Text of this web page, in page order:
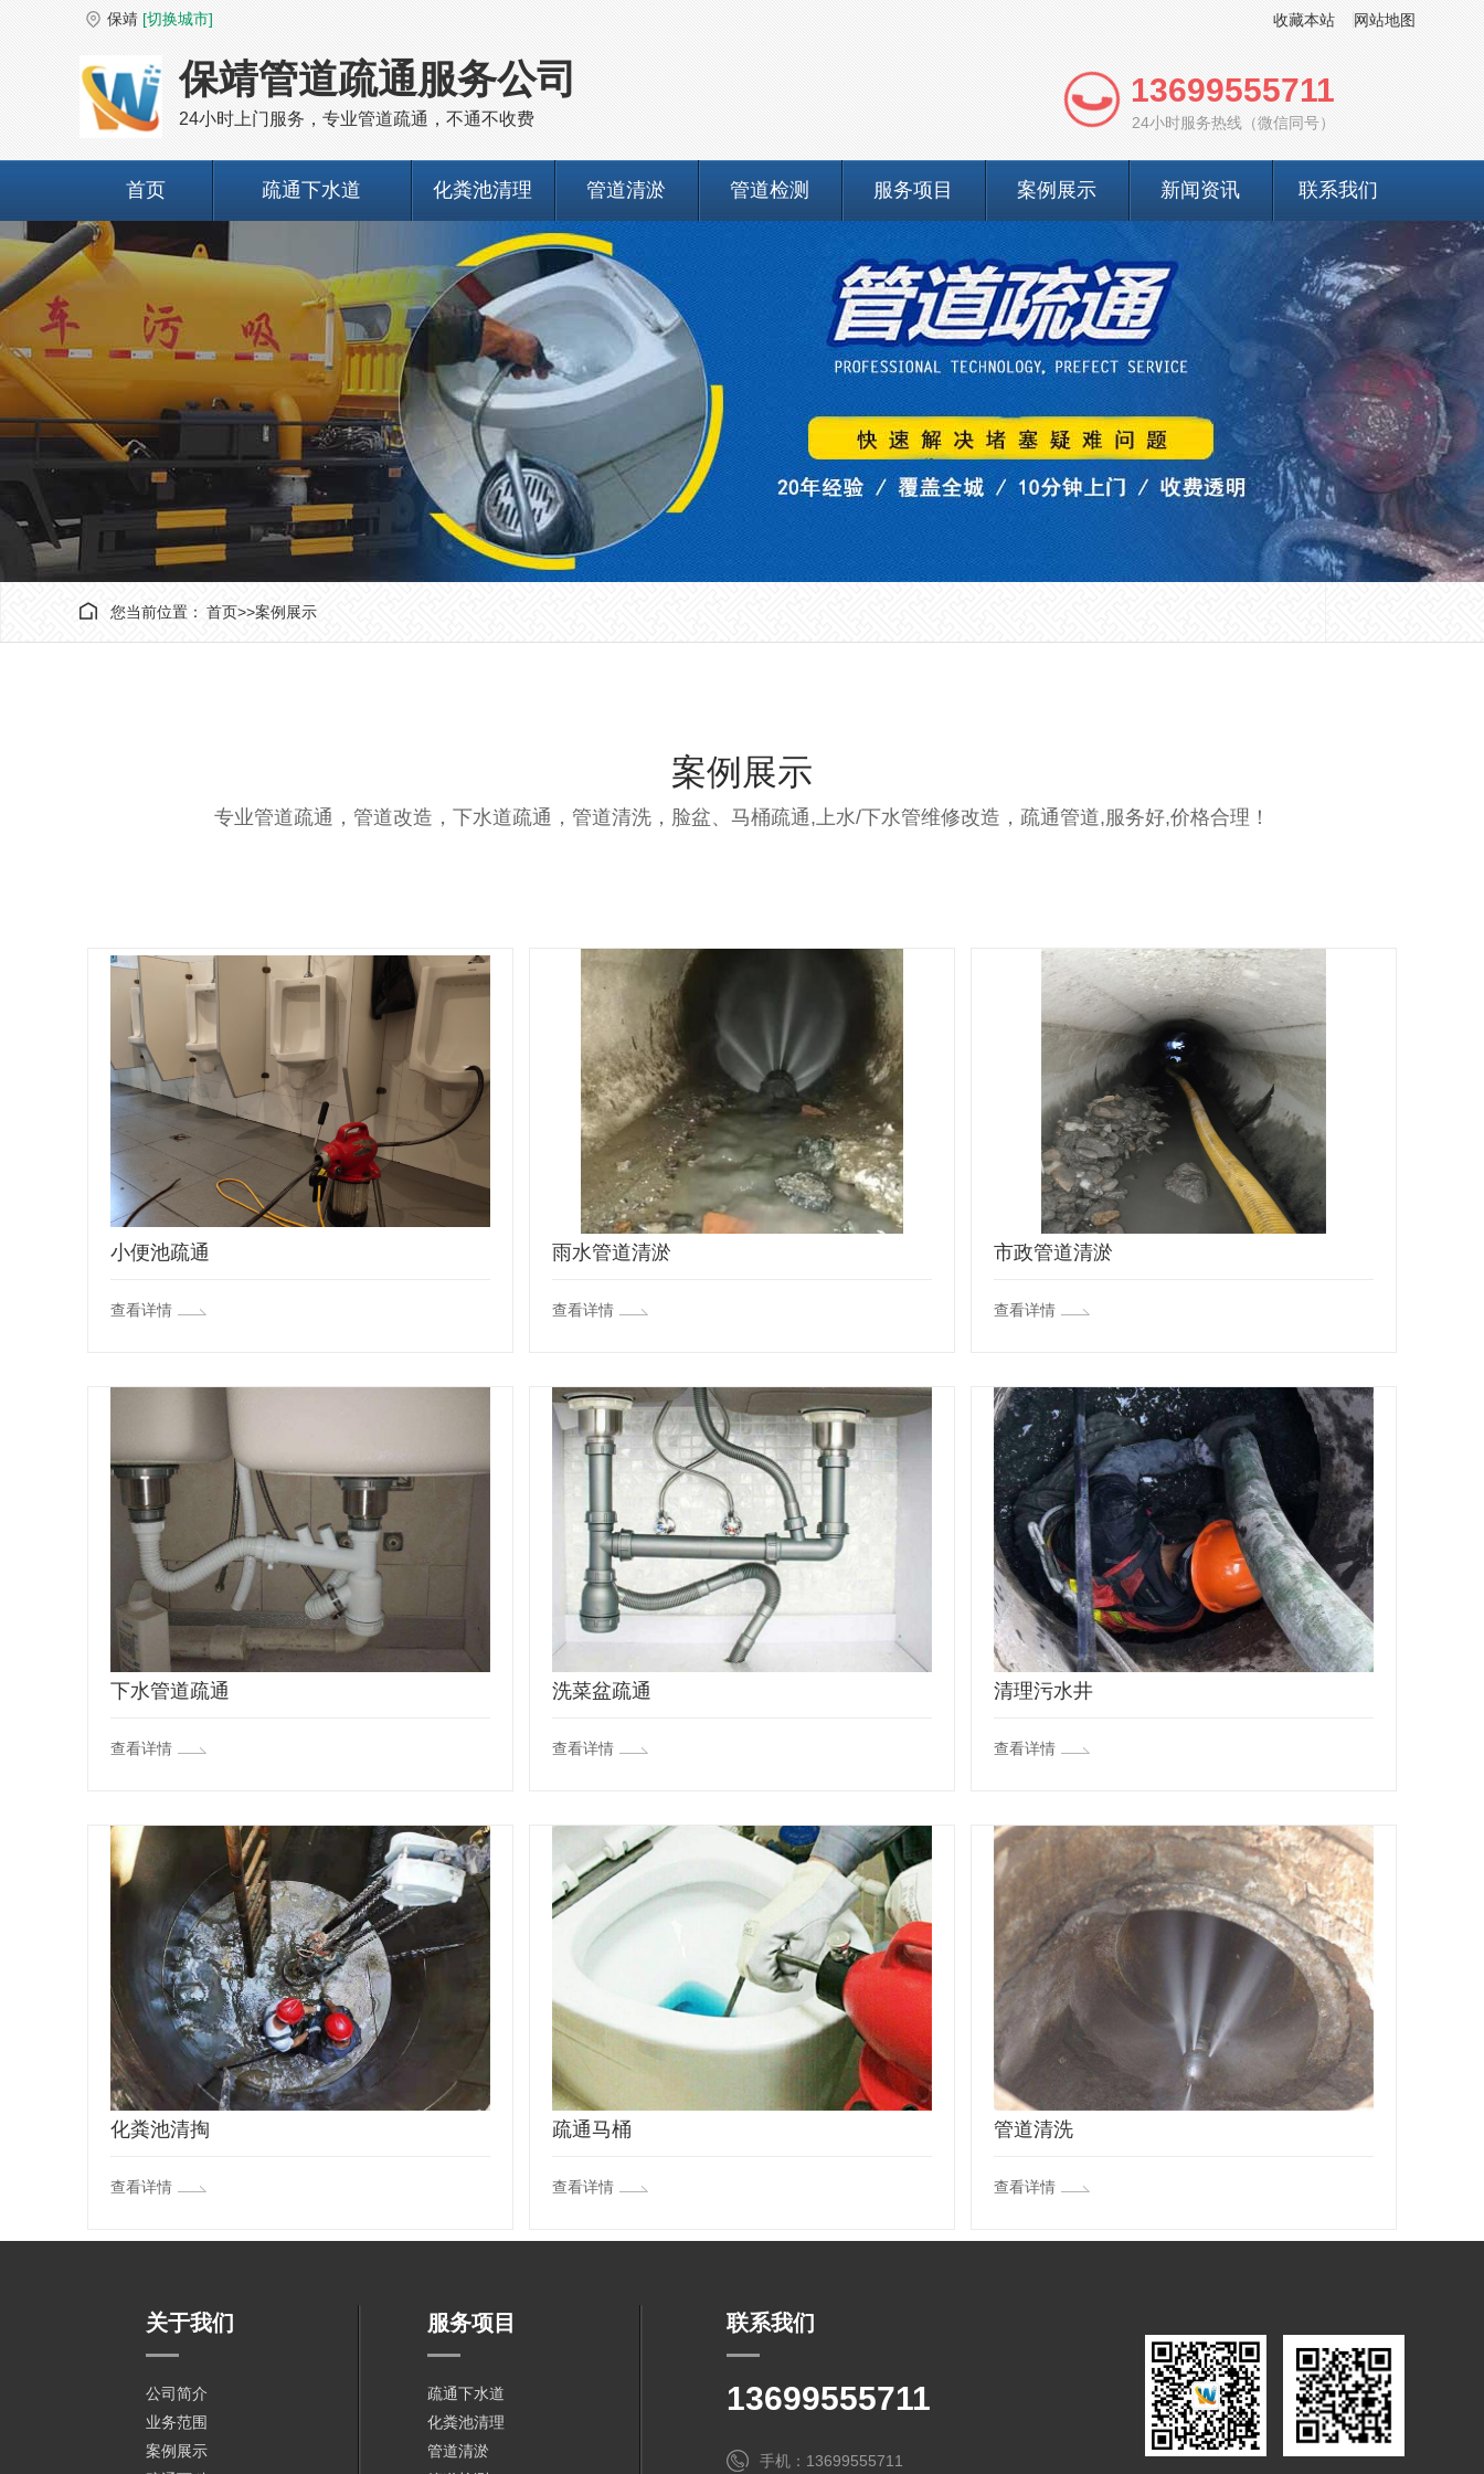
保靖 [切换城市] 收藏本站 网站地图
保靖管道疏通服务公司
24小时上门服务，专业管道疏通，不通不收费
13699555711
24小时服务热线（微信同号）
首页 疏通下水道 化粪池清理 管道清淤 管道检测 服务项目 案例展示 新闻资讯 联系我们
您当前位置： 首页>>案例展示
案例展示
专业管道疏通，管道改造，下水道疏通，管道清洗，脸盆、马桶疏通,上水/下水管维修改造，疏通管道,服务好,价格合理！
小便池疏通
查看详情
雨水管道清淤
查看详情
市政管道清淤
查看详情
下水管道疏通
查看详情
洗菜盆疏通
查看详情
清理污水井
查看详情
化粪池清掏
查看详情
疏通马桶
查看详情
管道清洗
查看详情
关于我们
公司简介
业务范围
案例展示
服务项目
疏通下水道
化粪池清理
管道清淤
联系我们
13699555711
手机：13699555711